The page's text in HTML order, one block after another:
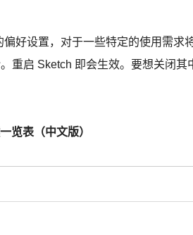
好设置，对于一些特定的使用需求
重启 Sketch 即会生效。要想关闭
览表（中文版）